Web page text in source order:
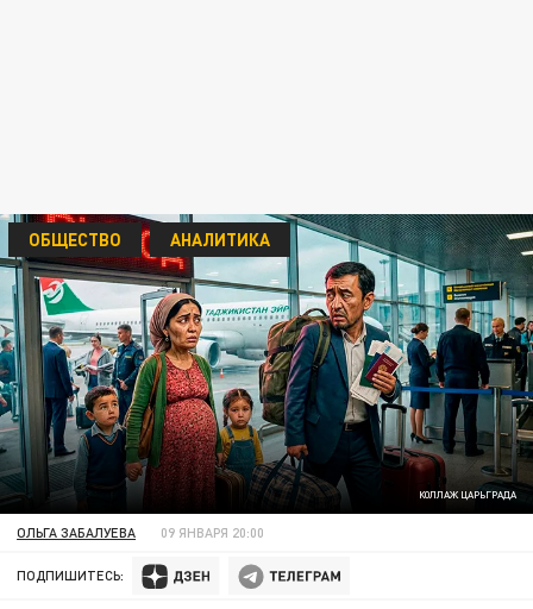
КОЛЛАЖ ЦАРЬГРАДА
ОБЩЕСТВО АНАЛИТИКА
ОЛЬГА ЗАБАЛУЕВА 09 ЯНВАРЯ 20:00
ПОДПИШИТЕСЬ: